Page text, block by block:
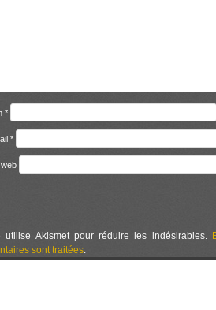
*
*
utilise Akismet pour réduire les indésirables.
sont traitées.